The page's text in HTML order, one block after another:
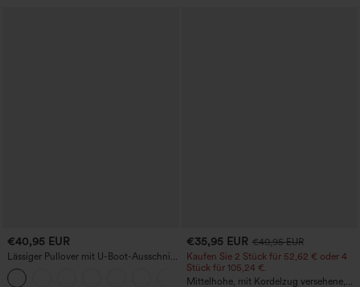
€40,95 EUR
Lässiger Pullover mit U-Boot-Ausschnitt
und Fledermausärmeln.
+1
€35,95 EUR €40,95 EUR
Kaufen Sie 2 Stück für 52,62 € oder 4
Stück für 105,24 €.
Mittelhohe, mit Kordelzug versehene,